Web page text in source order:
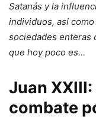
Satanás y la
individuos, así
sociedades enteras
que hoy poco es…
Juan
combate